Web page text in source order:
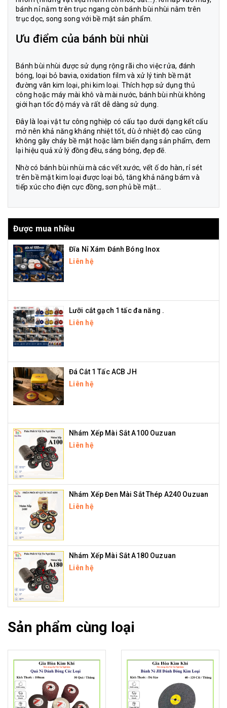
bánh nỉ nằm trên trục ngang còn bánh bùi nhùi nằm trên
trục dọc, song song với bề mặt sản phẩm.
Ưu điểm của bánh bùi nhùi
Bánh bùi nhùi được sử dụng rộng rãi cho việc rửa, đánh
bóng, loại bỏ bavia, oxidation film và xử lý tinh bề mặt
đường vân kim loại, phi kim loại. Thích hợp sử dụng thủ
công hoặc máy mài khô và mài nước, bánh bùi nhùi không
giới hạn tốc độ máy và rất dễ dàng sử dụng.
Đây là loại vật tư công nghiệp có cấu tạo dưới dạng kết cấu
mở nên khả năng kháng nhiệt tốt, dù ở nhiệt độ cao cũng
không gây cháy bề mặt hoặc làm biến dạng sản phẩm, đem
lại hiệu quả xử lý đồng đều, sáng bóng, đẹp đẽ.
Nhờ có bánh bùi nhùi mà các vết xước, vết ố do hàn, rỉ sét
trên bề mặt kim loại được loại bỏ, tăng khả năng bám và
tiếp xúc cho điện cực đồng, sơn phủ bề mặt…
Được mua nhiều
Đĩa Nỉ Xám Đánh Bóng Inox
Liên hệ
Lưỡi cắt gạch 1 tấc đa năng .
Liên hệ
Đá Cắt 1 Tấc ACB JH
Liên hệ
Nhám Xếp Mài Sắt A100 Ouzuan
Liên hệ
Nhám Xếp Đen Mài Sắt Thép A240 Ouzuan
Liên hệ
Nhám Xếp Mài Sắt A180 Ouzuan
Liên hệ
Sản phẩm cùng loại